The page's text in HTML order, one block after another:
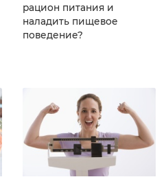
рацион питания и
наладить пищевое
поведение?